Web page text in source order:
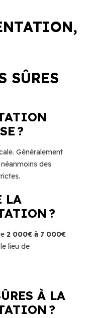
SÛRES
?
Généralement
des
LA
?
2 000€ à 7 000€
lieu de
À LA
?